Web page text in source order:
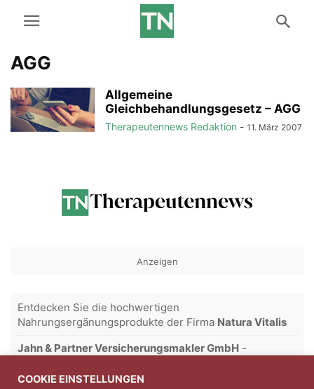
AGG
Allgemeine
Gleichbehandlungsgesetz – AGG
Therapeutennews Redaktion - 11. März 2007
Anzeigen
Entdecken Sie die hochwertigen
Nahrungsergänungsprodukte der Firma Natura Vitalis
Jahn & Partner Versicherungsmakler GmbH -
Professioneller Rundumschutz seit über 30 Jahren.
COOKIE EINSTELLUNGEN